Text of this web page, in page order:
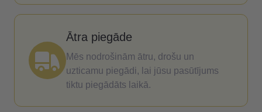
Ātra piegāde
Mēs nodrošinām ātru, drošu un
uzticamu piegādi, lai jūsu pasūtījums
tiktu piegādāts laikā.